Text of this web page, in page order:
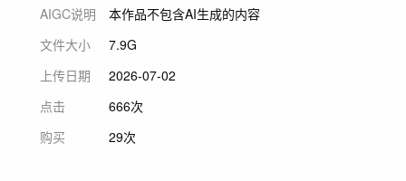
AIGC说明
本作品不包含AI生成的内容
文件大小
7.9G
上传日期
2026-07-02
点击
666次
购买
29次